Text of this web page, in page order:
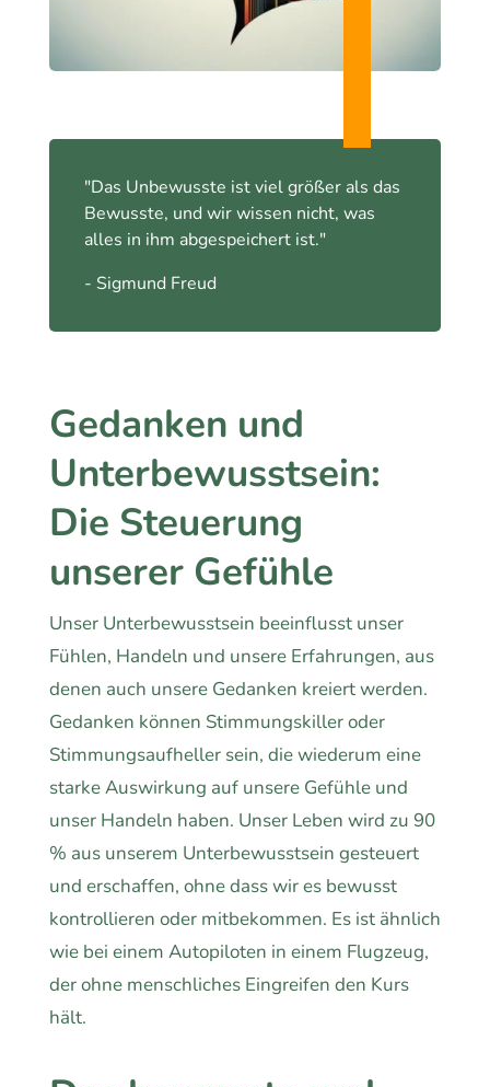
"Das Unbewusste ist viel größer als das
Bewusste, und wir wissen nicht, was
alles in ihm abgespeichert ist."
- Sigmund Freud
Gedanken und
Unterbewusstsein:
Die Steuerung
unserer Gefühle
Unser Unterbewusstsein beeinflusst unser
Fühlen, Handeln und unsere Erfahrungen, aus
denen auch unsere Gedanken kreiert werden.
Gedanken können Stimmungskiller oder
Stimmungsaufheller sein, die wiederum eine
starke Auswirkung auf unsere Gefühle und
unser Handeln haben. Unser Leben wird zu 90
% aus unserem Unterbewusstsein gesteuert
und erschaffen, ohne dass wir es bewusst
kontrollieren oder mitbekommen. Es ist ähnlich
wie bei einem Autopiloten in einem Flugzeug,
der ohne menschliches Eingreifen den Kurs
hält.